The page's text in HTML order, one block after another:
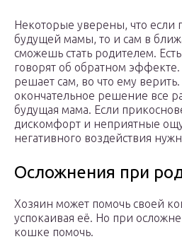
Некоторые уверены, что если
будущей мамы, то и сам в
сможешь стать родителем.
говорят об обратном
решает сам, во что ему
окончательное решение все
будущая мама. Если
дискомфорт и неприятные
негативного воздействия
Осложнения при
Хозяин может помочь своей
успокаивая её. Но при
кошке помочь.